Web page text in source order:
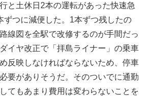
と土休日2本の運転があった快速急
ずつに減便した。1本ずつ残したの
線図を全駅で改修するのが手間だっ
イヤ改正で「拝島ライナー」の乗車
反映しなければならないため、停車
要がありそうだ。そのついでに通勤
てもあまり費用は変わらないことを